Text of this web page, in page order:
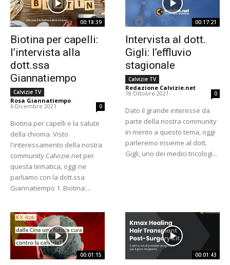
00:18:39
Biotina per capelli:
l’intervista alla
dott.ssa
Giannatiempo
Calvizie TV
Rosa Giannatiempo -
6 Dicembre 2021 0
Biotina per capelli e la salute
della chioma. Visto
l'interessamento della nostra
community Calvizie.net per
questa tematica, oggi ne
parliamo con la dott.ssa
Giannatiempo 1. Biotina:...
00:17:21
Intervista al dott.
Gigli: l’effluvio
stagionale
Calvizie TV
Redazione Calvizie.net -
18 Ottobre 2021 0
Dato il grande interesse da
parte della nostra community
in merito a questo tema, oggi
parleremo insieme al dott.
Gigli, uno dei medici tricologi...
00:01:15 00:01:43